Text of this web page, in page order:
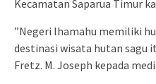
Kecamatan Saparua Timur
”Negeri Ihamahu memiliki
destinasi wisata hutan sagu
Fretz. M. Joseph kepada